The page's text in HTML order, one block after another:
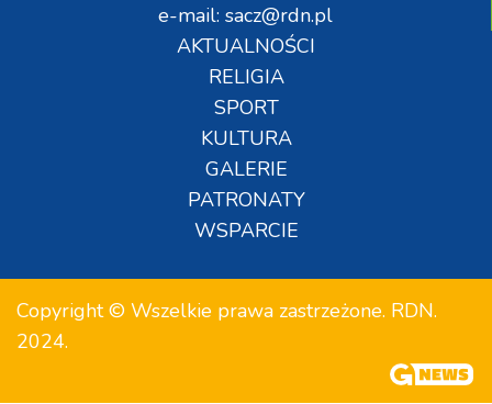
e-mail: sacz@rdn.pl
AKTUALNOŚCI
RELIGIA
SPORT
KULTURA
GALERIE
PATRONATY
WSPARCIE
Copyright © Wszelkie prawa zastrzeżone. RDN.
2024.